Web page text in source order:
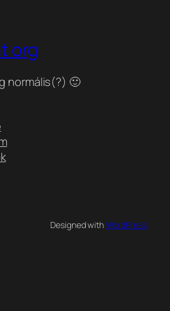
org
normális(?) 🙂
Designed withWordPress